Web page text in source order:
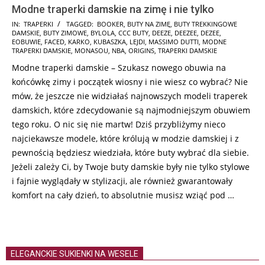
Modne traperki damskie na zimę i nie tylko
2025-
01-
13
IN: TRAPERKI TAGGED: BOOKER BUTY NA ZIMĘ BUTY TREKKINGOWE
DAMSKIE BUTY ZIMOWE BYLOLA CCC BUTY DEEZE DEEZEE DEZEE
EOBUWIE FACED KARKO KUBASZKA LEJDI MASSIMO DUTTI MODNE
TRAPERKI DAMSKIE MONASOU NBA ORIGINS TRAPERKI DAMSKIE
Modne traperki damskie – Szukasz nowego obuwia na
końcówkę zimy i początek wiosny i nie wiesz co wybrać? Nie
mów, że jeszcze nie widziałaś najnowszych modeli traperek
damskich, które zdecydowanie są najmodniejszym obuwiem
tego roku. O nic się nie martw! Dziś przybliżymy nieco
najciekawsze modele, które królują w modzie damskiej i z
pewnością będziesz wiedziała, które buty wybrać dla siebie.
Jeżeli zależy Ci, by Twoje buty damskie były nie tylko stylowe
i fajnie wyglądały w stylizacji, ale również gwarantowały
komfort na cały dzień, to absolutnie musisz wziąć pod …
ELEGANCKIE SUKIENKI NA WESELE